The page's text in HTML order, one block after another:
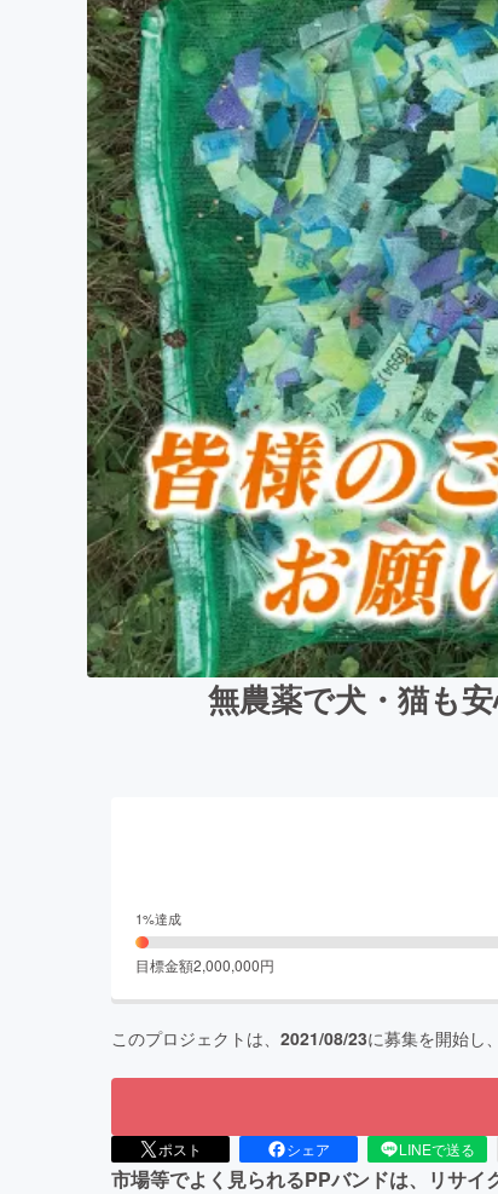
無農薬で犬・猫も
1%達成
目標金額2,000,000円
このプロジェクトは、 2021/08/23に募集を開始し、
ポスト シェア LINEで送る
市場等でよく見られるPPバンドは、リサ